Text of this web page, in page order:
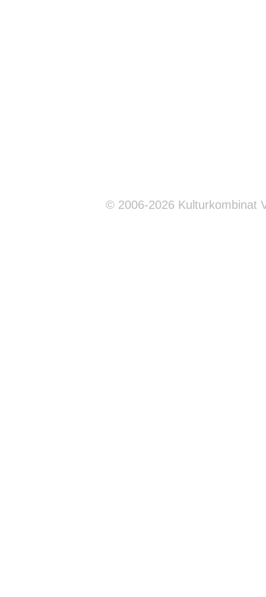
© 2006-2026